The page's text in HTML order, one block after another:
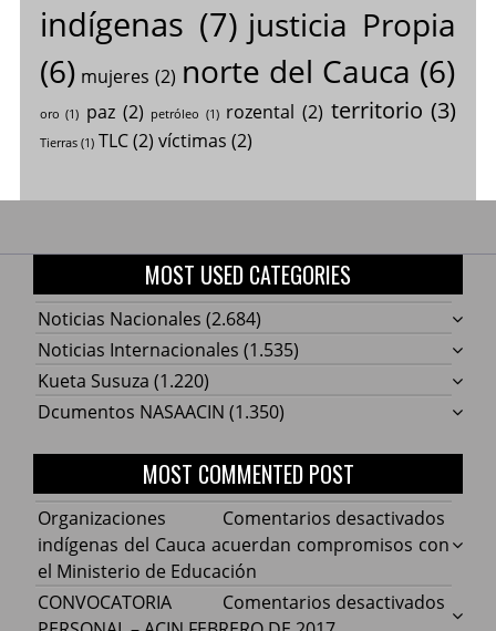
indígenas (7) justicia Propia
(6) mujeres (2) norte del Cauca (6)
oro (1) paz (2) petróleo (1) rozental (2) territorio (3)
Tierras(1) TLC(2) víctimas (2)
MOST USED CATEGORIES
Noticias Nacionales (2.684)
Noticias Internacionales (1.535)
Kueta Susuza (1.220)
Dcumentos NASAACIN (1.350)
MOST COMMENTED POST
Comentarios desactivados
Cauca
Organizaciones
indígenas del Cauca acuerdan compromisos con
el Ministerio de Educación
Comentarios desactivados
CONVOCATORIA